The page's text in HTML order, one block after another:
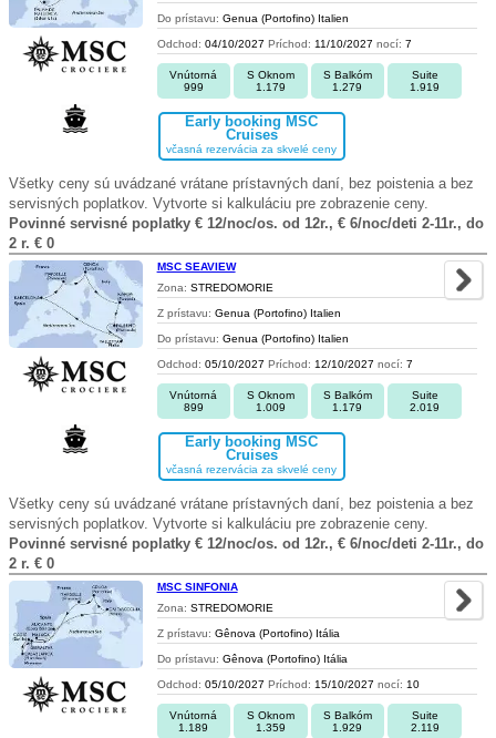
Do prístavu: Genua (Portofino) Italien
Odchod: 04/10/2027 Príchod: 11/10/2027 nocí: 7
Vnútorná
999
S Oknom
1.179
S Balkóm
1.279
Suite
1.919
Early booking MSC
Cruises
včasná rezervácia za skvelé ceny
Všetky ceny sú uvádzané vrátane prístavných daní, bez poistenia a bez
servisných poplatkov. Vytvorte si kalkuláciu pre zobrazenie ceny.
Povinné servisné poplatky € 12/noc/os. od 12r., € 6/noc/deti 2-11r., do
2 r. € 0
MSC SEAVIEW
Zona: STREDOMORIE
Z prístavu: Genua (Portofino) Italien
Do prístavu: Genua (Portofino) Italien
Odchod: 05/10/2027 Príchod: 12/10/2027 nocí: 7
Vnútorná
899
S Oknom
1.009
S Balkóm
1.179
Suite
2.019
Early booking MSC
Cruises
včasná rezervácia za skvelé ceny
Všetky ceny sú uvádzané vrátane prístavných daní, bez poistenia a bez
servisných poplatkov. Vytvorte si kalkuláciu pre zobrazenie ceny.
Povinné servisné poplatky € 12/noc/os. od 12r., € 6/noc/deti 2-11r., do
2 r. € 0
MSC SINFONIA
Zona: STREDOMORIE
Z prístavu: Gênova (Portofino) Itália
Do prístavu: Gênova (Portofino) Itália
Odchod: 05/10/2027 Príchod: 15/10/2027 nocí: 10
Vnútorná
1.189
S Oknom
1.359
S Balkóm
1.929
Suite
2.119